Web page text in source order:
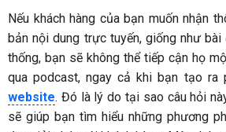
Nếu khách hàng của bạn muốn nhận
bản nội dung trực tuyến, giống như
thống, bạn sẽ không thể tiếp cận họ
qua podcast, ngay cả khi bạn tạo ra
website. Đó là lý do tại sao câu hỏi
sẽ giúp bạn tìm hiểu những phương